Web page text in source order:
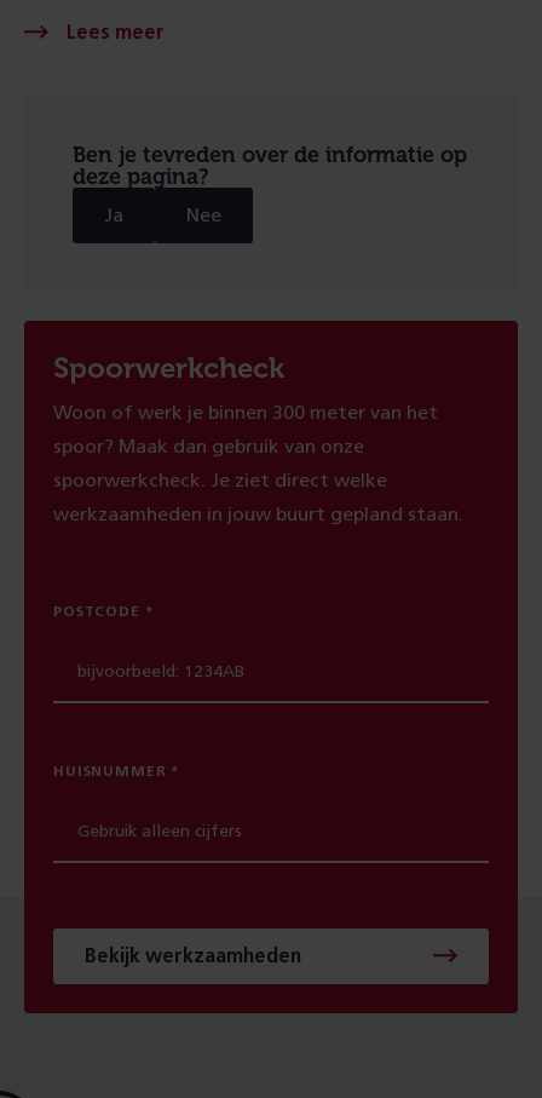
Ben je tevreden over de informatie op
deze pagina?
Ja Nee
Spoorwerkcheck
Woon of werk je binnen 300 meter van het
spoor? Maak dan gebruik van onze
spoorwerkcheck. Je ziet direct welke
werkzaamheden in jouw buurt gepland staan.
POSTCODE
HUISNUMMER
Bekijk werkzaamheden